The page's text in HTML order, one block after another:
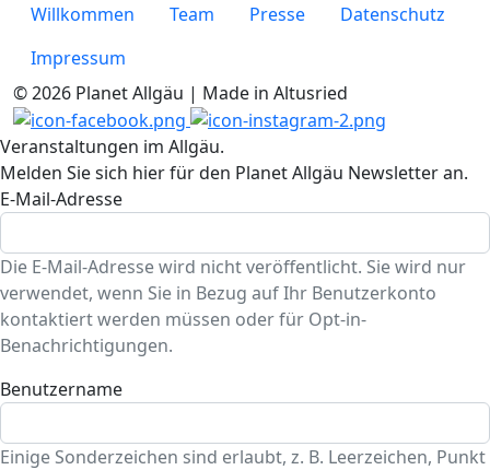
Willkommen
Team Presse
Datenschutz
Impressum
© 2026 Planet Allgäu | Made in Altusried
Veranstaltungen im Allgäu.
Melden Sie sich hier für den Planet Allgäu Newsletter an.
E-Mail-Adresse
Die E-Mail-Adresse wird nicht veröffentlicht. Sie wird nur
verwendet, wenn Sie in Bezug auf Ihr Benutzerkonto
kontaktiert werden müssen oder für Opt-in-
Benachrichtigungen.
Benutzername
Einige Sonderzeichen sind erlaubt, z. B. Leerzeichen, Punkt